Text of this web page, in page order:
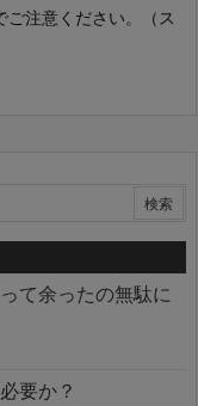
ご注意ください。（ス
て余ったの無駄に
要か？